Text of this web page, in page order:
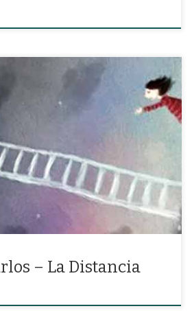
en volver y decir que de mi amor nada
– La Distancia